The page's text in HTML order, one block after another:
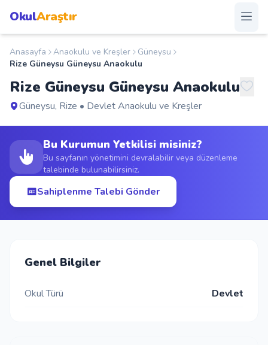
OkulAraştır
Anasayfa
Okullar
Şehirler
Kampanyalar
Duyurular
Blog
İletişim
Anasayfa Anaokulu ve Kreşler
Güneysu
Rize Güneysu Güneysu Anaokulu
Rize Güneysu Güneysu Anaokulu
Güneysu, Rize • Devlet Anaokulu ve Kreşler
Bu Kurumun Yetkilisi misiniz?
Bu sayfanın yönetimini devralabilir veya düzenleme
talebinde bulunabilirsiniz.
Sahiplenme Talebi Gönder
Genel Bilgiler
Okul Türü Devlet